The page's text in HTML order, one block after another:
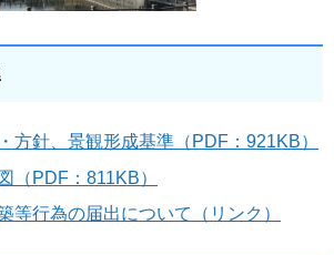
方針、景観形成基準（PDF：921KB）
（PDF：811KB）
等行為の届出について（リンク）